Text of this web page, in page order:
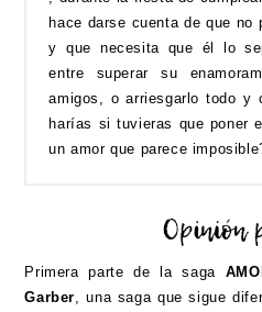
hace darse cuenta de que no
y que necesita que él lo
entre superar su
amigos, o arriesgarlo todo y
harías si tuvieras que poner
un amor que parece
Primera parte de la saga
Garber , una saga que sigue